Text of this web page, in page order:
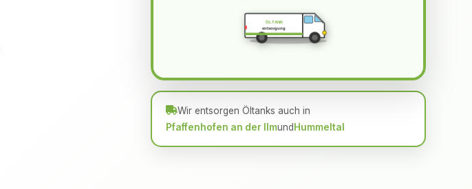
ÖLTANK
entsorgung
Wir entsorgen Öltanks auch in
Pfaffenhofen an der IlmundHummeltal